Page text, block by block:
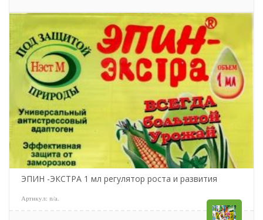
ЭПИН -ЭКСТРА 1 мл регулятор роста и развития
Артикул: n/a